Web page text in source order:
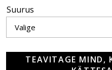
Suurus
TEAVITAGE MIND,